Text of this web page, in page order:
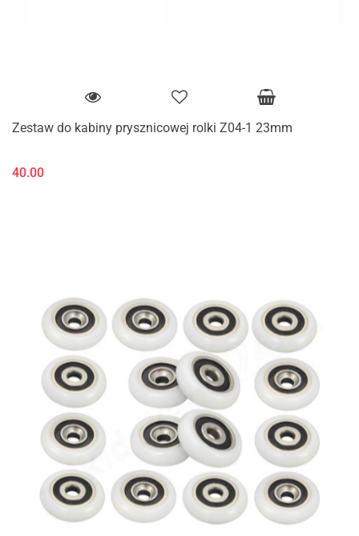
Zestaw do kabiny prysznicowej rolki Z04-1 23mm
40.00